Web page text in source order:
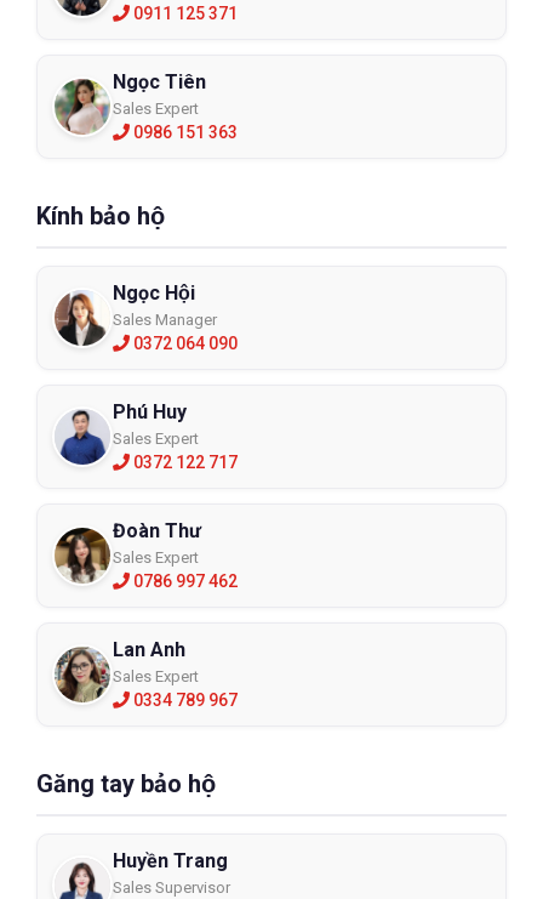
0911 125 371
Ngọc Tiên
Sales Expert
0986 151 363
Kính bảo hộ
Ngọc Hội
Sales Manager
0372 064 090
Phú Huy
Sales Expert
0372 122 717
Đoàn Thư
Sales Expert
0786 997 462
Lan Anh
Sales Expert
0334 789 967
Găng tay bảo hộ
Huyền Trang
Sales Supervisor